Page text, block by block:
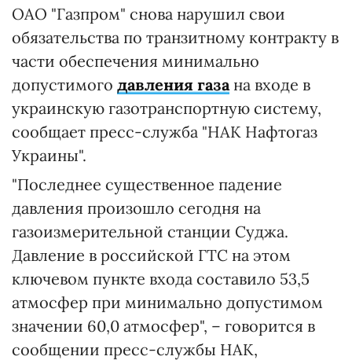
ОАО "Газпром" снова нарушил свои
обязательства по транзитному контракту в
части обеспечения минимально
допустимого давления газана входе в
украинскую газотранспортную систему,
сообщает пресс-служба "НАК Нафтогаз
Украины".
"Последнее существенное падение
давления произошло сегодня на
газоизмерительной станции Суджа.
Давление в российской ГТС на этом
ключевом пункте входа составило 53,5
атмосфер при минимально допустимом
значении 60,0 атмосфер", – говорится в
сообщении пресс-службы НАК,